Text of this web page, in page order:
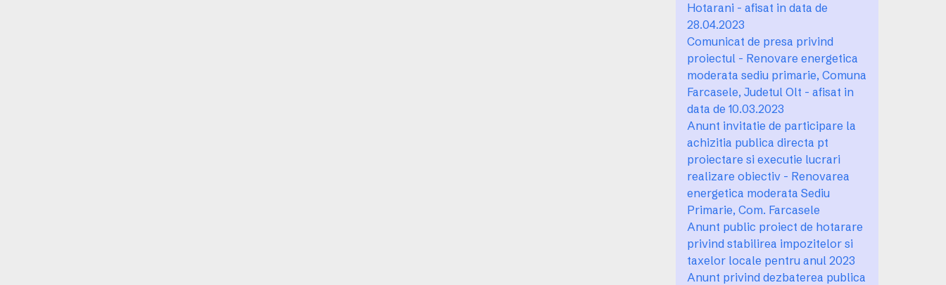
Hotarani - afisat in data de
28.04.2023
Comunicat de presa privind
proiectul - Renovare energetica
moderata sediu primarie, Comuna
Farcasele, Judetul Olt - afisat in
data de 10.03.2023
Anunt invitatie de participare la
achizitia publica directa pt
proiectare si executie lucrari
realizare obiectiv - Renovarea
energetica moderata Sediu
Primarie, Com. Farcasele
Anunt public proiect de hotarare
privind stabilirea impozitelor si
taxelor locale pentru anul 2023
Anunt privind dezbaterea publica